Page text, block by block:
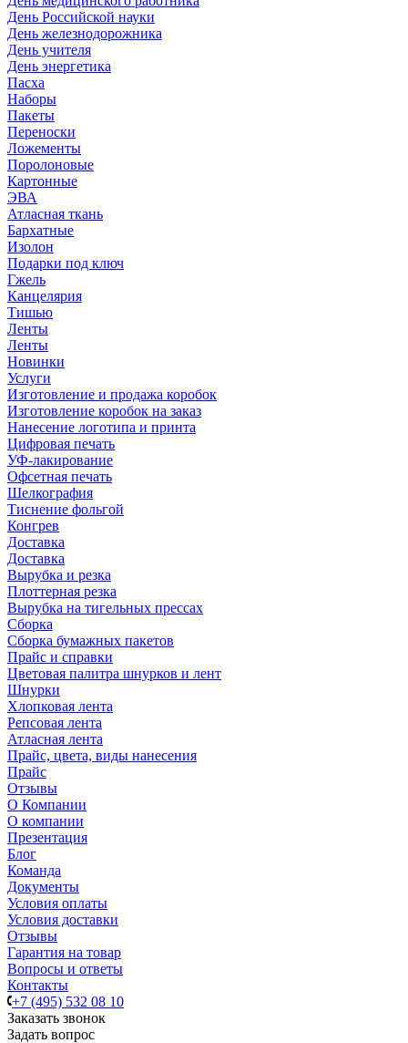
День Российской науки
День железнодорожника
День учителя
День энергетика
Пасха
Наборы
Пакеты
Переноски
Ложементы
Поролоновые
Картонные
ЭВА
Атласная ткань
Бархатные
Изолон
Подарки под ключ
Гжель
Канцелярия
Тишью
Ленты
Ленты
Новинки
Услуги
Изготовление и продажа коробок
Изготовление коробок на заказ
Нанесение логотипа и принта
Цифровая печать
УФ-лакирование
Офсетная печать
Шелкография
Тиснение фольгой
Конгрев
Доставка
Доставка
Вырубка и резка
Плоттерная резка
Вырубка на тигельных прессах
Сборка
Сборка бумажных пакетов
Прайс и справки
Цветовая палитра шнурков и лент
Шнурки
Хлопковая лента
Репсовая лента
Атласная лента
Прайс, цвета, виды нанесения
Прайс
Отзывы
О Компании
О компании
Презентация
Блог
Команда
Документы
Условия оплаты
Условия доставки
Отзывы
Гарантия на товар
Вопросы и ответы
Контакты
+7 (495) 532 08 10
Заказать звонок
Задать вопрос